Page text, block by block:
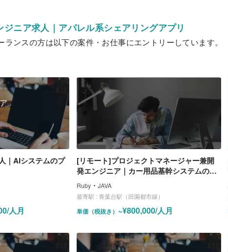
ニア求人｜アパレル系シェアリングアプリ
ランスの方は以下の案件・お仕事にエントリーしています。
｜AIシステムのプ
人月
[リモート]プロジェクトマネージャー兼開
発エンジニア｜カー用品基幹システムのリ
プレイスのPM/SE業務
Ruby ・ JAVA
最寄駅 :青葉台駅（田園都市線）
単価（税抜き） ~¥800,000/人月